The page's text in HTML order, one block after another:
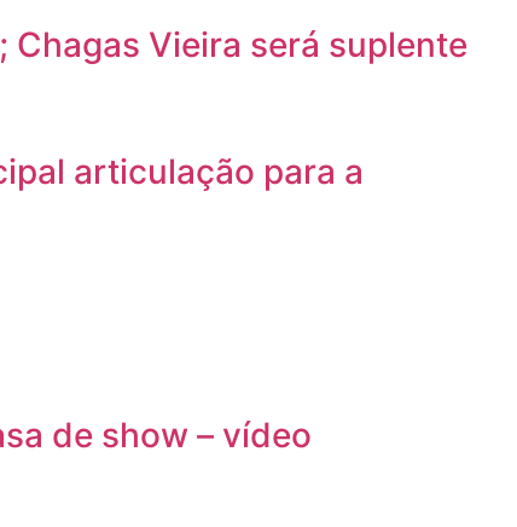
Vieira será suplente
articulação para a
de show – vídeo